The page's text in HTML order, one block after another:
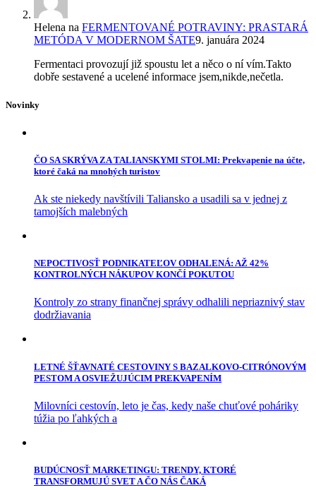
Helena na FERMENTOVANÉ POTRAVINY: PRASTARÁ
METÓDA V MODERNOM ŠATE9. januára 2024
Fermentaci provozují již spoustu let a něco o ní vím.Takto
dobře sestavené a ucelené informace jsem,nikde,nečetla.
Novinky
ČO SA SKRÝVA ZA TALIANSKYMI STOLMI: Prekvapenie na účte,
ktoré čaká na mnohých turistov
Ak ste niekedy navštívili Taliansko a usadili sa v jednej z
tamojších malebných
NEPOCTIVOSŤ PODNIKATEĽOV ODHALENÁ: AŽ 42%
KONTROLNÝCH NÁKUPOV KONČÍ POKUTOU
Kontroly zo strany finančnej správy odhalili nepriaznivý stav
dodržiavania
LETNÉ ŠŤAVNATÉ CESTOVINY S BAZALKOVO-CITRÓNOVÝM
PESTOM A OSVIEŽUJÚCIM PREKVAPENÍM
Milovníci cestovín, leto je čas, kedy naše chuťové poháriky
túžia po ľahkých a
BUDÚCNOSŤ MARKETINGU: TRENDY, KTORÉ
TRANSFORMUJÚ SVET A ČO NÁS ČAKÁ